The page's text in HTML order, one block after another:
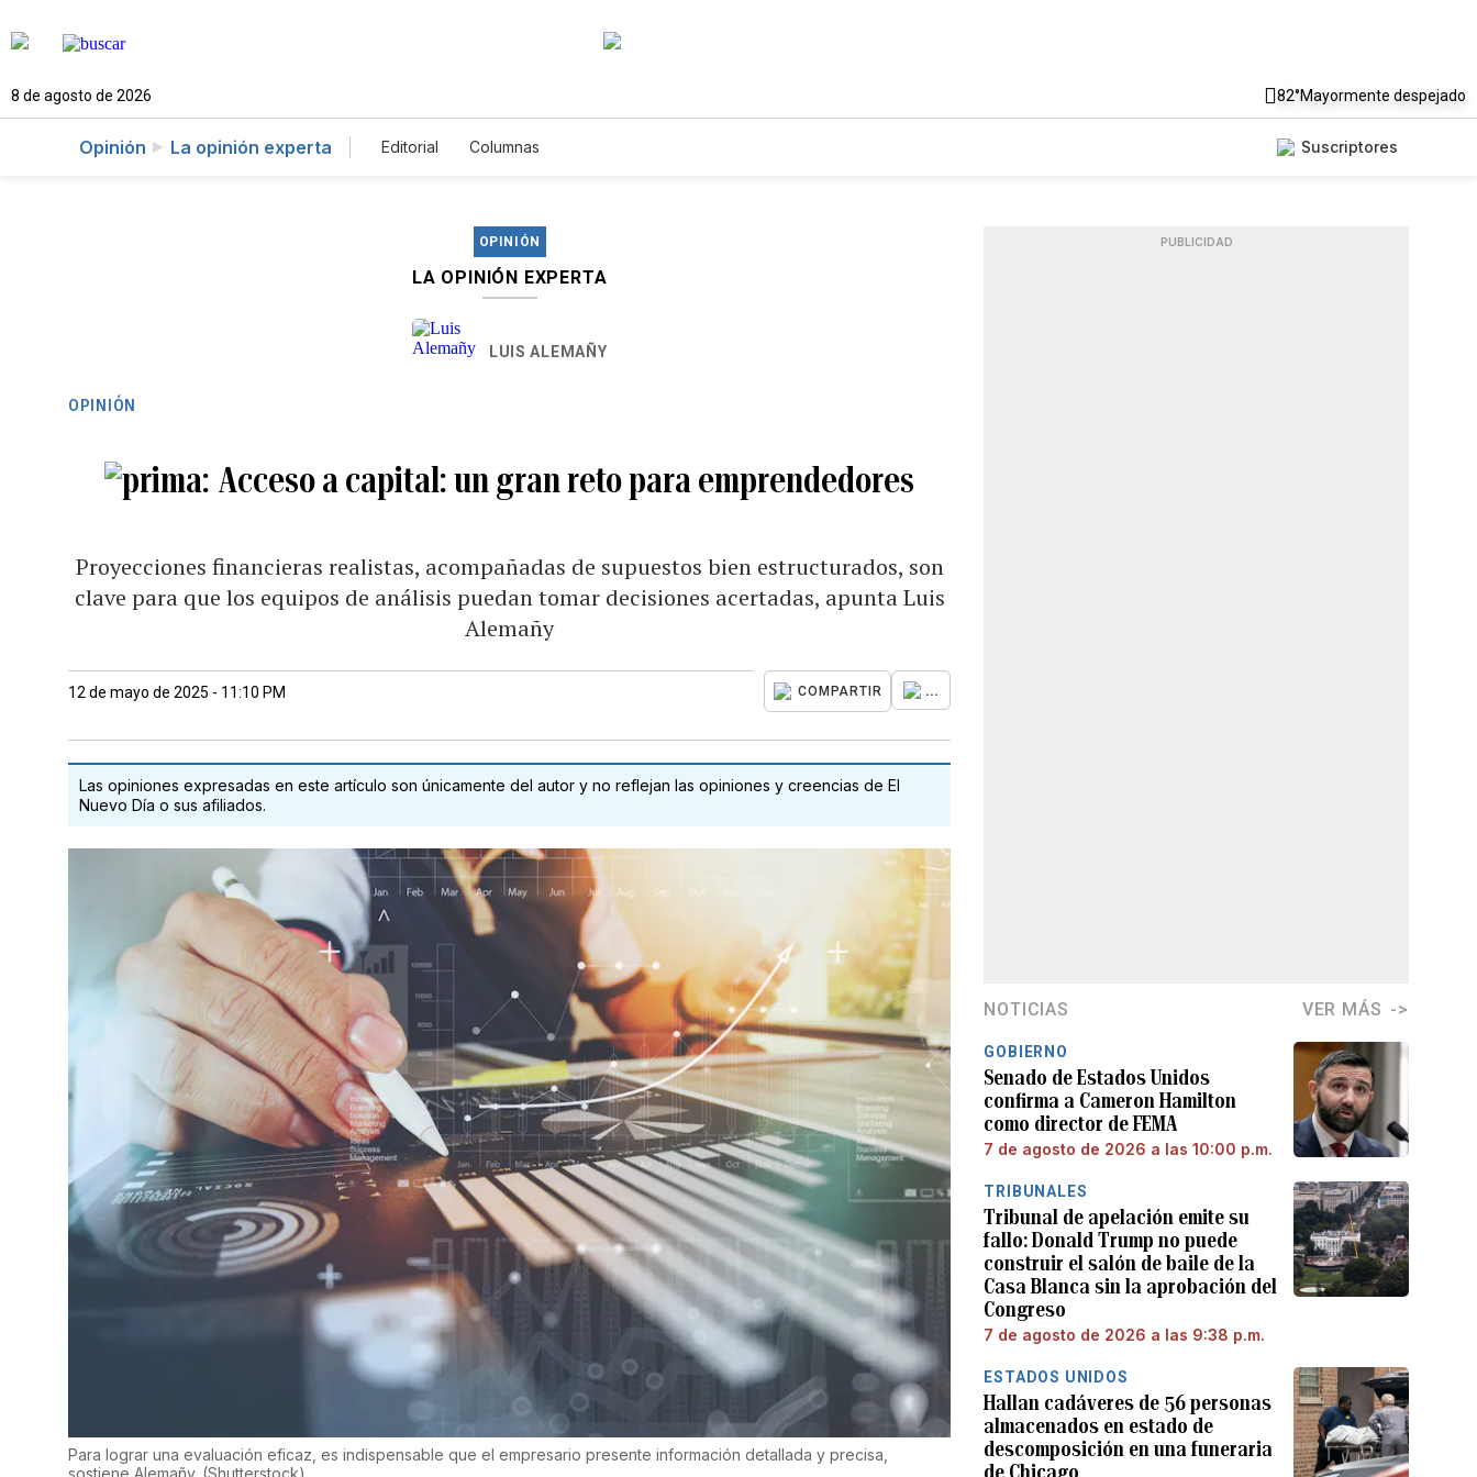
8 de agosto de 2026 82°Mayormente despejado
Opinión La opinión experta Editorial Columnas Suscriptores
OPINIÓN
LA OPINIÓN EXPERTA
LUIS ALEMAÑY
OPINIÓN
Acceso a capital: un gran reto para emprendedores
Proyecciones financieras realistas, acompañadas de supuestos bien estructurados, son
clave para que los equipos de análisis puedan tomar decisiones acertadas, apunta Luis
Alemañy
12 de mayo de 2025 - 11:10 PM COMPARTIR ...
Las opiniones expresadas en este artículo son únicamente del autor y no reflejan las opiniones y creencias de El
Nuevo Día o sus afiliados.
Para lograr una evaluación eficaz, es indispensable que el empresario presente información detallada y precisa,
sostiene Alemañy. (Shutterstock)
PUBLICIDAD
NOTICIAS VER MÁS
GOBIERNO
Senado de Estados Unidos
confirma a Cameron Hamilton
como director de FEMA
7 de agosto de 2026 a las 10:00 p.m.
TRIBUNALES
Tribunal de apelación emite su
fallo: Donald Trump no puede
construir el salón de baile de la
Casa Blanca sin la aprobación del
Congreso
7 de agosto de 2026 a las 9:38 p.m.
ESTADOS UNIDOS
Hallan cadáveres de 56 personas
almacenados en estado de
descomposición en una funeraria
de Chicago